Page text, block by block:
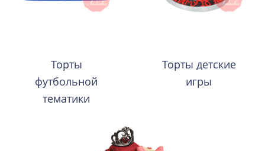
Торты
футбольной
тематики
Торты детские
игры